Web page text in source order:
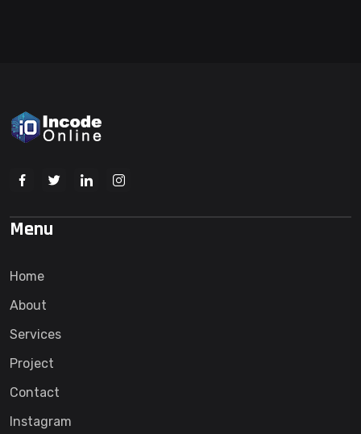
Menu
Home
About
Services
Project
Contact
Instagram